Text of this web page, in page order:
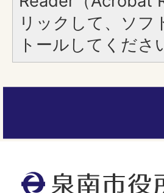
リックして、ソ
トールしてくださ
泉